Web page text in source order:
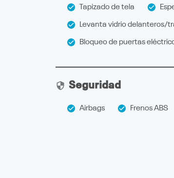
Tapizado de tela
Levanta vidrio delanteros/
Bloqueo de puertas
Seguridad
Airbags Frenos ABS